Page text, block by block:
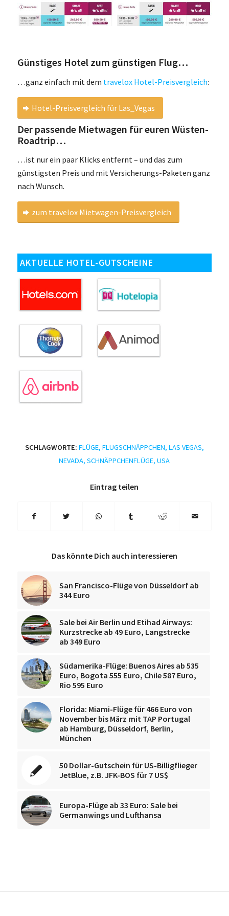
Günstiges Hotel zum günstigen Flug…
…ganz einfach mit dem travelox Hotel-Preisvergleich:
Hotel-Preisvergleich für Las_Vegas
Der passende Mietwagen für euren Wüsten-
Roadtrip…
…ist nur ein paar Klicks entfernt – und das zum
günstigsten Preis und mit Versicherungs-Paketen ganz
nach Wunsch.
zum travelox Mietwagen-Preisvergleich
AKTUELLE HOTEL-GUTSCHEINE
SCHLAGWORTE: FLÜGE, FLUGSCHNÄPPCHEN, LAS VEGAS,
NEVADA,SCHNÄPPCHENFLÜGE,USA
Eintrag teilen
Das könnte Dich auch interessieren
San Francisco-Flüge von Düsseldorf ab
344 Euro
Sale bei Air Berlin und Etihad Airways:
Kurzstrecke ab 49 Euro, Langstrecke
ab 349 Euro
Südamerika-Flüge: Buenos Aires ab 535
Euro, Bogota 555 Euro, Chile 587 Euro,
Rio 595 Euro
Florida: Miami-Flüge für 466 Euro von
November bis März mit TAP Portugal
ab Hamburg, Düsseldorf, Berlin,
München
50 Dollar-Gutschein für US-Billigflieger
JetBlue, z.B. JFK-BOS für 7 US$
Europa-Flüge ab 33 Euro: Sale bei
Germanwings und Lufthansa